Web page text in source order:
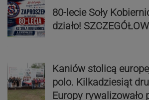
80-lecie Soły
działo!
Kaniów stolicą
polo. Kilkadziesiąt
Europy rywalizowało